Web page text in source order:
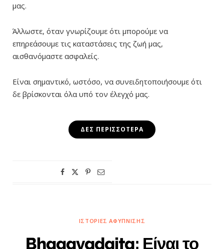
μας.
Άλλωστε, όταν γνωρίζουμε ότι μπορούμε να
επηρεάσουμε τις καταστάσεις της ζωή μας,
αισθανόμαστε ασφαλείς.
Είναι σημαντικό, ωστόσο, να συνειδητοποιήσουμε ότι
δε βρίσκονται όλα υπό τον έλεγχό μας.
ΔΕΣ ΠΕΡΙΣΣΌΤΕΡΑ
ΙΣΤΟΡΊΕΣ ΑΦΎΠΝΙΣΗΣ
Bhagavadgita: Είναι το